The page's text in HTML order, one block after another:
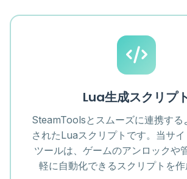
Lua生成スクリプト
SteamToolsとスムーズに連携する
されたLuaスクリプトです。当サ
ツールは、ゲームのアンロックや
軽に自動化できるスクリプトを作